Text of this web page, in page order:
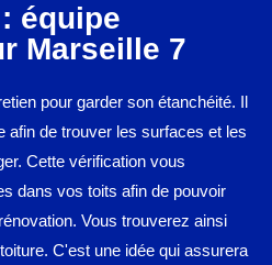
équipe
Marseille 7
pour garder son étanchéité. Il
afin de trouver les surfaces et les
Cette vérification vous
dans vos toits afin de pouvoir
Vous trouverez ainsi
C'est une idée qui assurera